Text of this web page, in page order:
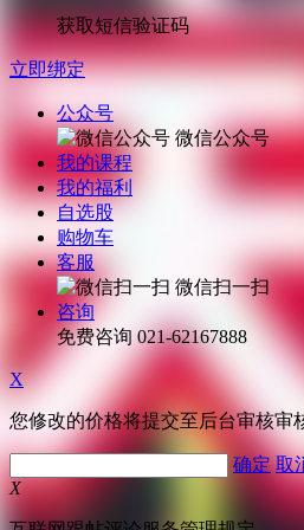
获取短信验证码
立即绑定
公众号
微信公众号
我的课程
我的福利
自选股
购物车
客服
微信扫一扫
咨询
免费咨询 021-62167888
X
您修改的价格将提交至后台审核审
确定 取
X